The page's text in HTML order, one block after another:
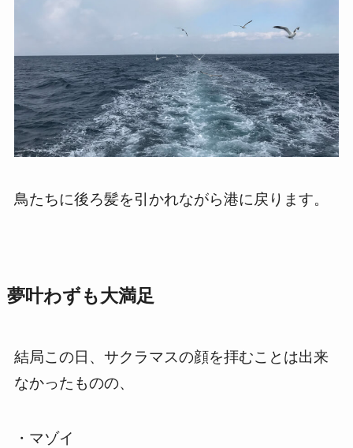
鳥たちに後ろ髪を引かれながら港に戻ります。
夢叶わずも大満足
結局この日、サクラマスの顔を拝むことは出来
なかったものの、
・マゾイ